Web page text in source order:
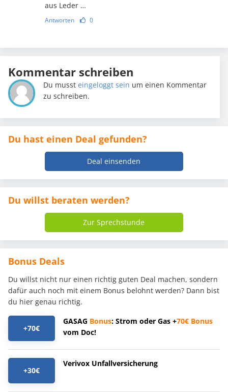
aus Leder …
Antworten 0
Kommentar schreiben
Du mussteingeloggt sein um einen Kommentar
zu schreiben.
Du hast einen Deal gefunden?
Deal einsenden
Du willst beraten werden?
Zur Sprechstunde
Bonus Deals
Du willst nicht nur einen richtig guten Deal machen, sondern
dafür auch noch mit einem Bonus belohnt werden? Dann bist
du hier genau richtig.
+70€
GASAG Bonus: Strom oder Gas +70€ Bonus
vom Doc!
+30€
Verivox Unfallversicherung